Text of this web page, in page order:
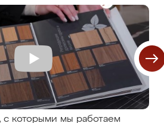
с которыми мы работаем